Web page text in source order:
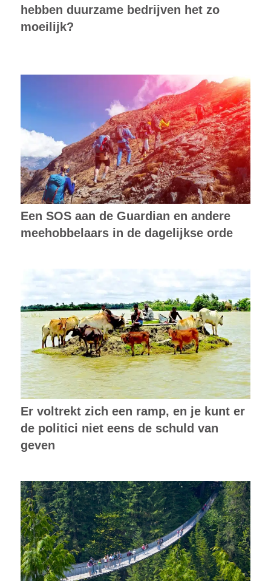
hebben duurzame bedrijven het zo
moeilijk?
Een SOS aan de Guardian en andere
meehobbelaars in de dagelijkse orde
Er voltrekt zich een ramp, en je kunt er
de politici niet eens de schuld van
geven